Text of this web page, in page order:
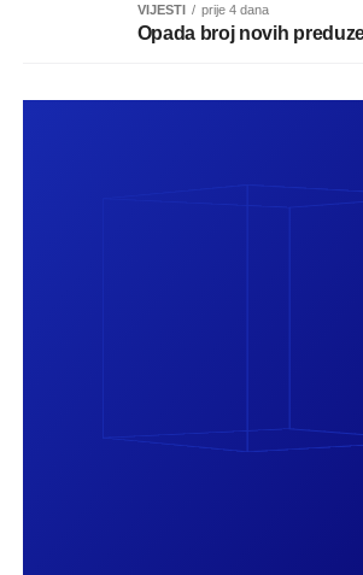
VIJESTI prije 4 dana
Opada broj novih